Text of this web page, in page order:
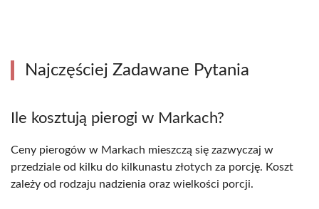
Najczęściej Zadawane Pytania
Ile kosztują pierogi w Markach?
Ceny pierogów w Markach mieszczą się zazwyczaj w
przedziale od kilku do kilkunastu złotych za porcję. Koszt
zależy od rodzaju nadzienia oraz wielkości porcji.